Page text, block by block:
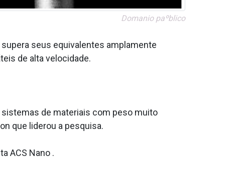
Doma­nio paºblico
seus equivalentes amplamente
de alta velocidade.
de materiais com peso muito
que liderou a pesquisa.
ACS Nano .